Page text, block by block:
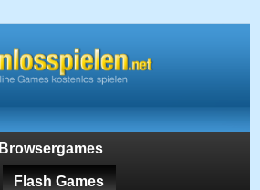
Browsergames
Flash Games